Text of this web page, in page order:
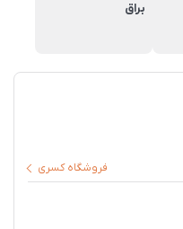
براق
فروشگاه کسری